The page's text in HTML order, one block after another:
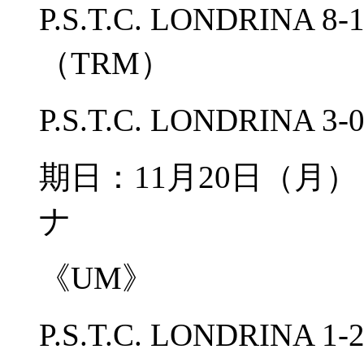
P.S.T.C. LONDRINA
（TRM）
P.S.T.C. LONDRINA
期日：11月20日（
ナ
《UM》
P.S.T.C. LONDRINA